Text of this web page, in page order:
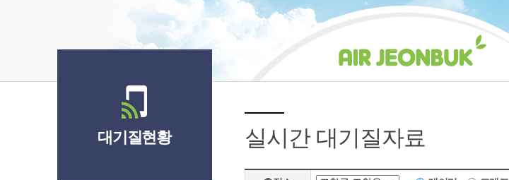
대기질현황 실시간 대기질자료